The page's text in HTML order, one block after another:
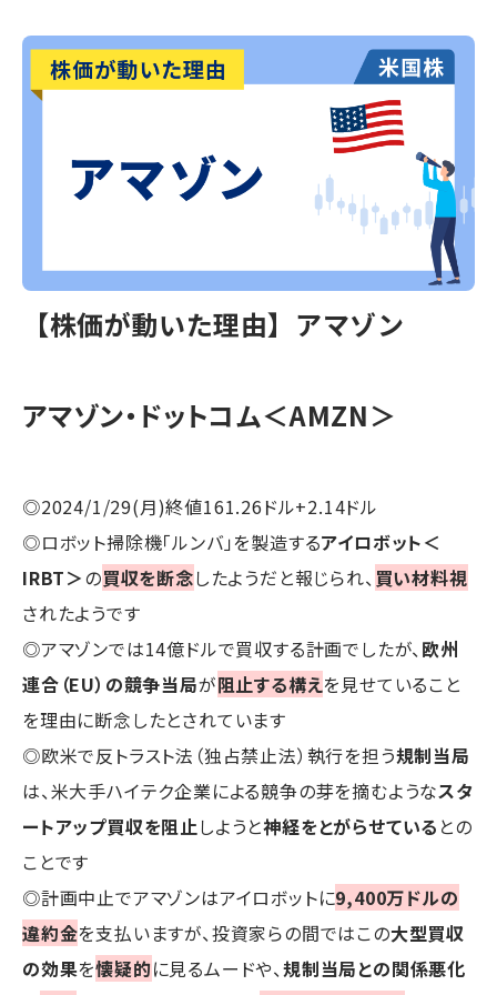
【株価が動いた理由】アマゾン
アマゾン・ドットコム＜AMZN＞
◎2024/1/29(月)終値161.26ドル+2.14ドル
◎ロボット掃除機「ルンバ」を製造するアイロボット＜
IRBT＞の買収を断念したようだと報じられ、 買い材料視
されたようです
◎アマゾンでは14億ドルで買収する計画でしたが、 欧州
連合（EU）の競争当局が阻止する構えを見せていること
を理由に断念したとされています
◎欧米で反トラスト法（独占禁止法）執行を担う規制当局
は、米大手ハイテク企業による競争の芽を摘むようなスタ
ートアップ買収を阻止しようと神経をとがらせている との
ことです
◎計画中止でアマゾンはアイロボットに9,400万ドルの
違約金を支払いますが、投資家らの間ではこの大型買収
の効果を懐疑的に見るムードや、規制当局との関係悪化